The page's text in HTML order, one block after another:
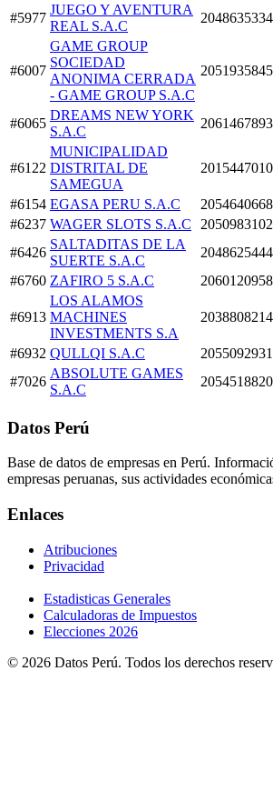
#5977
JUEGO Y AVENTURA
REAL S.A.C
#6007
GAME GROUP
SOCIEDAD
ANONIMA CERRADA
- GAME GROUP S.A.C
#6065
DREAMS NEW YORK
S.A.C
#6122
MUNICIPALIDAD
DISTRITAL DE
SAMEGUA
#6154 EGASA PERU S.A.C
#6237 WAGER SLOTS S.A.C
#6426
SALTADITAS DE LA
SUERTE S.A.C
#6760 ZAFIRO 5 S.A.C
#6913
LOS ALAMOS
MACHINES
INVESTMENTS S.A
#6932 QULLQI S.A.C
#7026
ABSOLUTE GAMES
S.A.C
Datos Perú
Base de datos de empresas en Perú.
empresas peruanas, sus actividades
Enlaces
Atribuciones
Privacidad
Estadisticas Generales
Calculadoras de Impuestos
Elecciones 2026
© 2026 Datos Perú. Todos los derechos